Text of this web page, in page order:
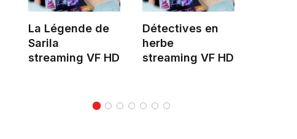
La Légende de
Sarila
streaming VF HD
Détectives en
herbe
streaming VF HD